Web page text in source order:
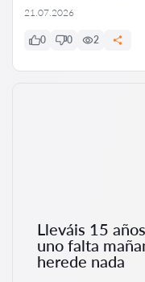
21.07.2026
0 0 2
Lleváis 15
uno falta
herede nada